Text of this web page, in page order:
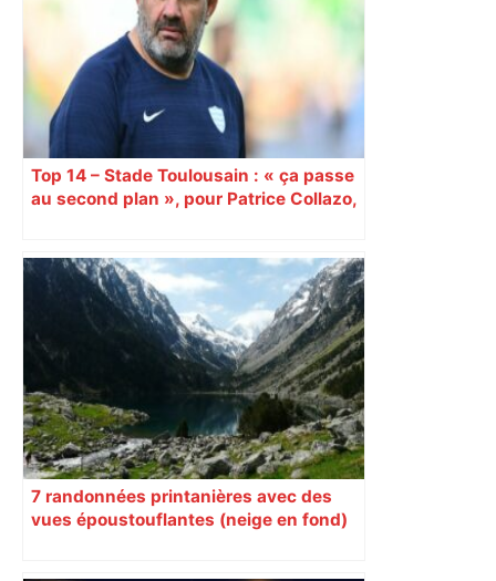
quart de finale de Coupe ! Suivez le
match de Ligue 1 en live – ladepeche.fr
Top 14 – Stade Toulousain : « ça passe
au second plan », pour Patrice Collazo,
7 randonnées printanières avec des
vues époustouflantes (neige en fond)